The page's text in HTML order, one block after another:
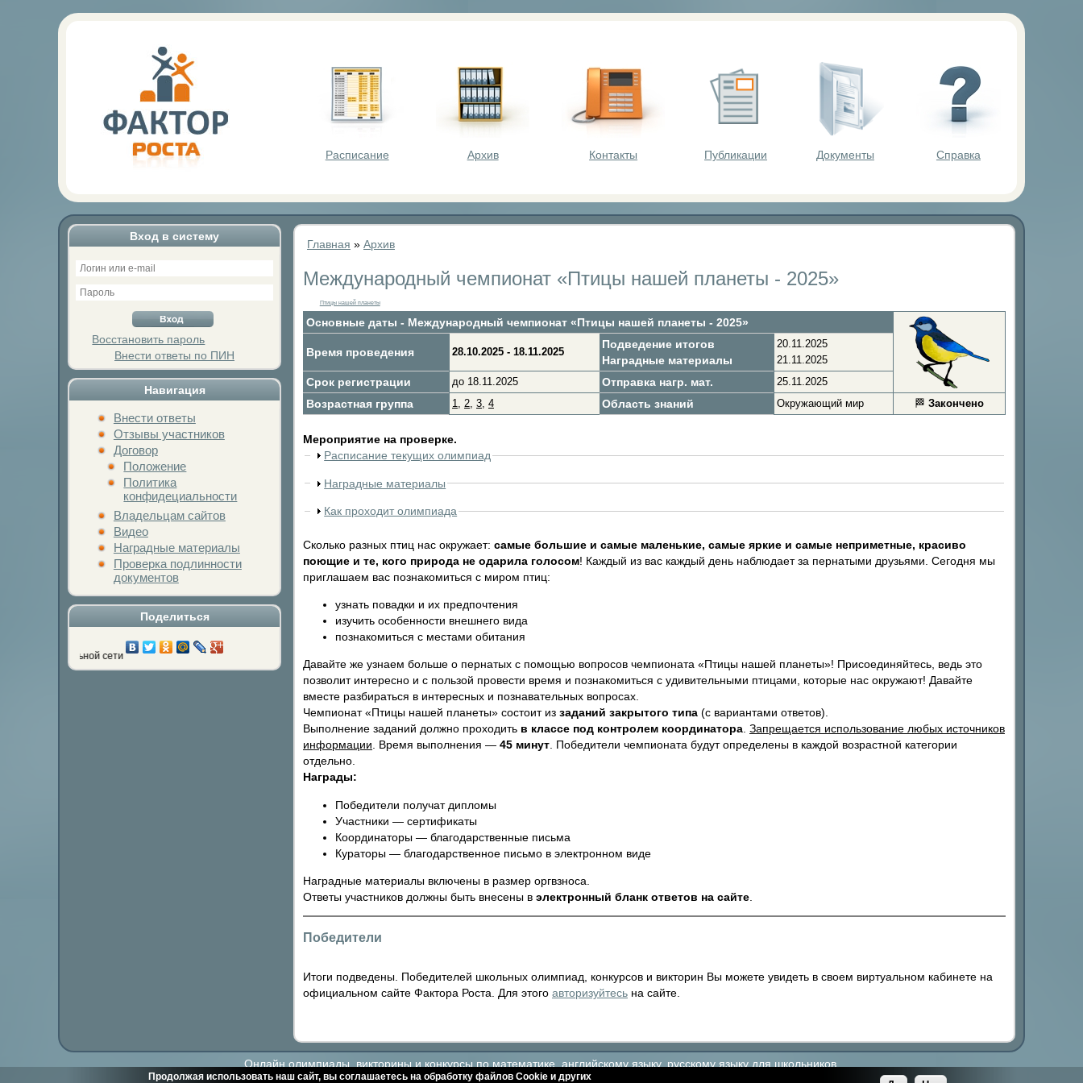
Расписание Архив Контакты Публикации Документы Справка
Вход в систему
Восстановить пароль
Внести ответы по ПИН
Навигация
Внести ответы
Отзывы участников
Договор
Положение
Политика
конфидециальности
Владельцам сайтов
Видео
Наградные материалы
Проверка подлинности
документов
Поделиться
социальной сети
Главная » Архив
Международный чемпионат «Птицы нашей планеты - 2025»
Птицы нашей планеты
Основные даты - Международный чемпионат «Птицы нашей планеты - 2025»
Время проведения 28.10.2025 - 18.11.2025
Подведение итогов
Наградные материалы
20.11.2025
21.11.2025
Срок регистрации до 18.11.2025 Отправка нагр. мат. 25.11.2025
Возрастная группа 1, 2, 3, 4 Область знаний Окружающий мир 🏁 Закончено
Мероприятие на проверке.
Расписание текущих олимпиад
Наградные материалы
Как проходит олимпиада
Сколько разных птиц нас окружает: самые большие и самые маленькие, самые яркие и самые неприметные, красиво
поющие и те, кого природа не одарила голосом! Каждый из вас каждый день наблюдает за пернатыми друзьями. Сегодня мы
приглашаем вас познакомиться с миром птиц:
узнать повадки и их предпочтения
изучить особенности внешнего вида
познакомиться с местами обитания
Давайте же узнаем больше о пернатых с помощью вопросов чемпионата «Птицы нашей планеты»! Присоединяйтесь, ведь это
позволит интересно и с пользой провести время и познакомиться с удивительными птицами, которые нас окружают! Давайте
вместе разбираться в интересных и познавательных вопросах.
Чемпионат «Птицы нашей планеты» состоит из заданий закрытого типа (с вариантами ответов).
Выполнение заданий должно проходить в классе под контролем координатора. Запрещается использование любых источников
информации. Время выполнения — 45 минут. Победители чемпионата будут определены в каждой возрастной категории
отдельно.
Награды:
Победители получат дипломы
Участники — сертификаты
Координаторы — благодарственные письма
Кураторы — благодарственное письмо в электронном виде
Наградные материалы включены в размер оргвзноса.
Ответы участников должны быть внесены в электронный бланк ответов на сайте
Победители
Итоги подведены. Победителей школьных олимпиад, конкурсов и викторин Вы можете увидеть в своем виртуальном кабинете на
официальном сайте Фактора Роста. Для этого авторизуйтесь на сайте.
Онлайн олимпиады, викторины и конкурсы по математике, английскому языку, русскому языку для школьников.
Продолжая использовать наш сайт, вы соглашаетесь на обработку файлов Сookie и других